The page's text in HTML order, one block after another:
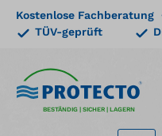
springen
Kostenlose Fachberatung
TÜV-geprüft
BESTÄNDIG | SICHER | LAGERN